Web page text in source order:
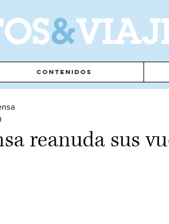
&
Contenidos
reanuda sus